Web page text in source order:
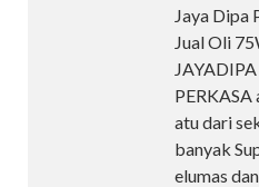
Jaya Dipa
Jual Oli
JAYADIPA
PERKASA
atu dari
banyak
elumas dan